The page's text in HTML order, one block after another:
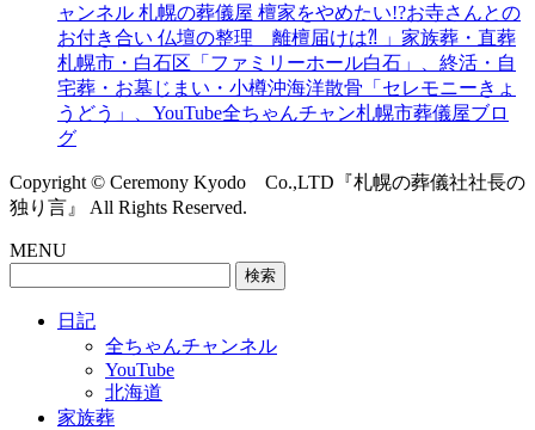
ャンネル 札幌の葬儀屋 檀家をやめたい!?お寺さんとの
お付き合い 仏壇の整理 離檀届けは⁈ 」家族葬・直葬
札幌市・白石区「ファミリーホール白石」、終活・自
宅葬・お墓じまい・小樽沖海洋散骨「セレモニーきょ
うどう」、YouTube全ちゃんチャン札幌市葬儀屋ブロ
グ
Copyright © Ceremony Kyodo Co.,LTD『札幌の葬儀社社長の
独り言』 All Rights Reserved.
MENU
日記
全ちゃんチャンネル
YouTube
北海道
家族葬